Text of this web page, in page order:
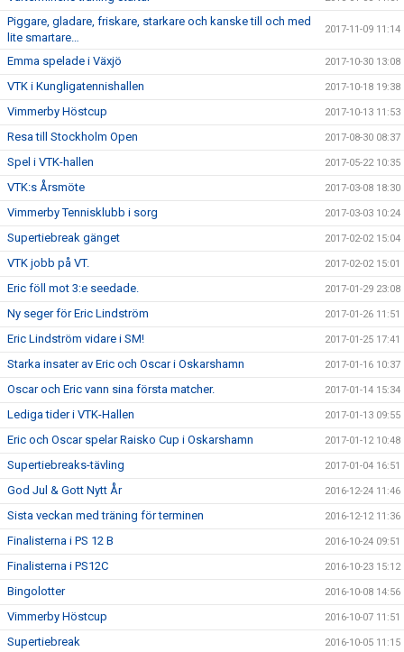
Piggare, gladare, friskare, starkare och kanske till och med
lite smartare…
2017-11-09 11:14
Emma spelade i Växjö 2017-10-30 13:08
VTK i Kungligatennishallen 2017-10-18 19:38
Vimmerby Höstcup 2017-10-13 11:53
Resa till Stockholm Open 2017-08-30 08:37
Spel i VTK-hallen 2017-05-22 10:35
VTK:s Årsmöte 2017-03-08 18:30
Vimmerby Tennisklubb i sorg 2017-03-03 10:24
Supertiebreak gänget 2017-02-02 15:04
VTK jobb på VT. 2017-02-02 15:01
Eric föll mot 3:e seedade. 2017-01-29 23:08
Ny seger för Eric Lindström 2017-01-26 11:51
Eric Lindström vidare i SM! 2017-01-25 17:41
Starka insater av Eric och Oscar i Oskarshamn 2017-01-16 10:37
Oscar och Eric vann sina första matcher. 2017-01-14 15:34
Lediga tider i VTK-Hallen 2017-01-13 09:55
Eric och Oscar spelar Raisko Cup i Oskarshamn 2017-01-12 10:48
Supertiebreaks-tävling 2017-01-04 16:51
God Jul & Gott Nytt År 2016-12-24 11:46
Sista veckan med träning för terminen 2016-12-12 11:36
Finalisterna i PS 12 B 2016-10-24 09:51
Finalisterna i PS12C 2016-10-23 15:12
Bingolotter 2016-10-08 14:56
Vimmerby Höstcup 2016-10-07 11:51
Supertiebreak 2016-10-05 11:15